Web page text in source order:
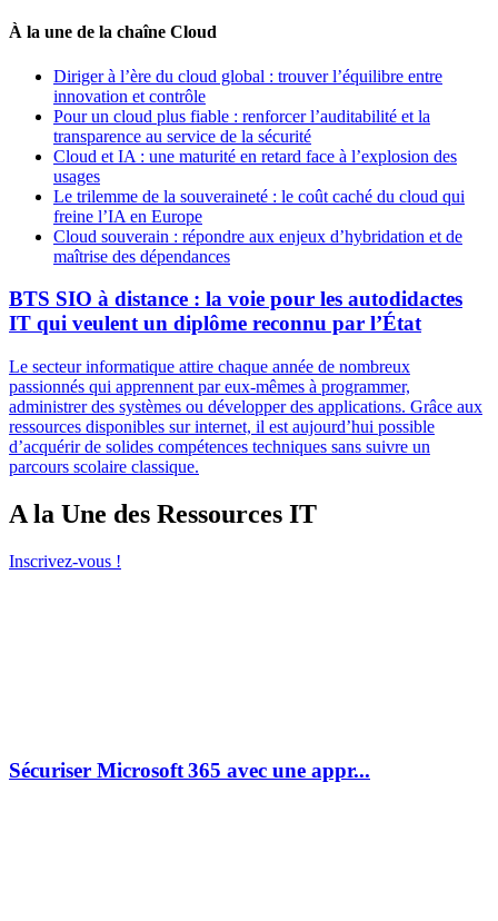
À la une de la chaîne Cloud
Diriger à l’ère du cloud global : trouver l’équilibre entre
innovation et contrôle
Pour un cloud plus fiable : renforcer l’auditabilité et la
transparence au service de la sécurité
Cloud et IA : une maturité en retard face à l’explosion des
usages
Le trilemme de la souveraineté : le coût caché du cloud qui
freine l’IA en Europe
Cloud souverain : répondre aux enjeux d’hybridation et de
maîtrise des dépendances
BTS SIO à distance : la voie pour les autodidactes
IT qui veulent un diplôme reconnu par l’État
Le secteur informatique attire chaque année de nombreux
passionnés qui apprennent par eux-mêmes à programmer,
administrer des systèmes ou développer des applications. Grâce aux
ressources disponibles sur internet, il est aujourd’hui possible
d’acquérir de solides compétences techniques sans suivre un
parcours scolaire classique.
A la Une des Ressources IT
Inscrivez-vous !
Sécuriser Microsoft 365 avec une appr...